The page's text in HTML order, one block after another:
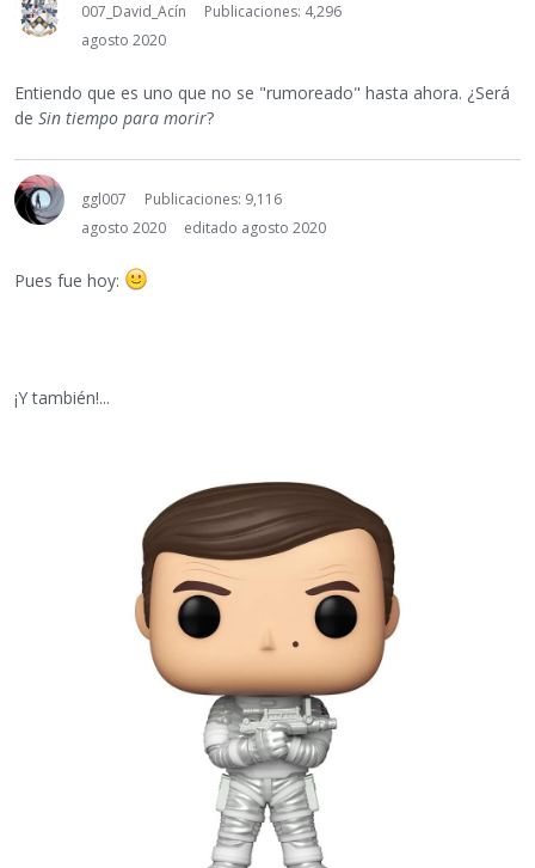
007_David_Acín
Publicaciones: 4,296
agosto 2020
Entiendo que es uno que no se "rumoreado" hasta ahora. ¿Será
de Sin tiempo para morir?
ggl007
Publicaciones: 9,116
agosto 2020
editado agosto 2020
Pues fue hoy:
¡Y también!...